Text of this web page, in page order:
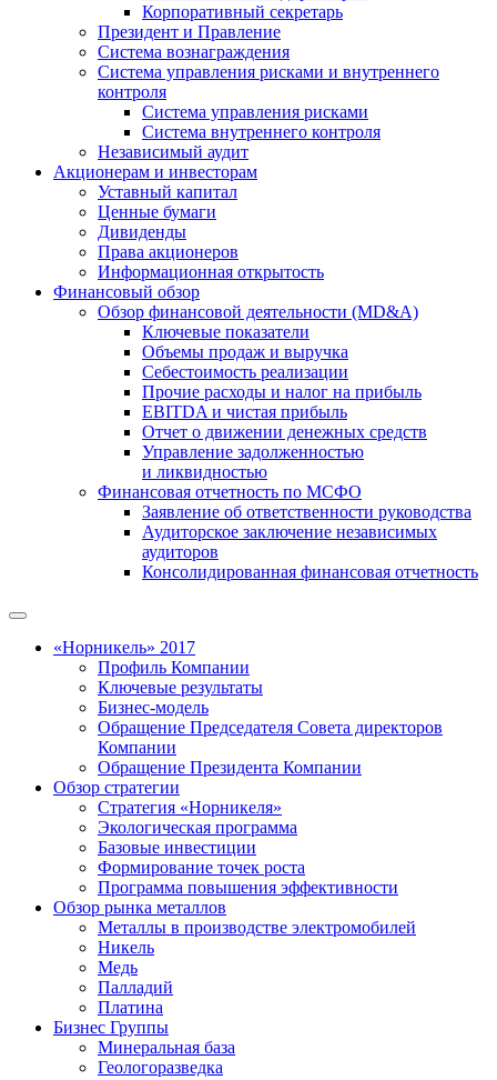
Корпоративный секретарь
Президент и Правление
Система вознаграждения
Система управления рисками и внутреннего
контроля
Система управления рисками
Система внутреннего контроля
Независимый аудит
Акционерам и инвесторам
Уставный капитал
Ценные бумаги
Дивиденды
Права акционеров
Информационная открытость
Финансовый обзор
Обзор финансовой деятельности (MD&A)
Ключевые показатели
Объемы продаж и выручка
Себестоимость реализации
Прочие расходы и налог на прибыль
EBITDA и чистая прибыль
Отчет о движении денежных средств
Управление задолженностью
и ликвидностью
Финансовая отчетность по МСФО
Заявление об ответственности руководства
Аудиторское заключение независимых
аудиторов
Консолидированная финансовая отчетность
«Норникель» 2017
Профиль Компании
Ключевые результаты
Бизнес-модель
Обращение Председателя Совета директоров
Компании
Обращение Президента Компании
Обзор стратегии
Стратегия «Норникеля»
Экологическая программа
Базовые инвестиции
Формирование точек роста
Программа повышения эффективности
Обзор рынка металлов
Металлы в производстве электромобилей
Никель
Медь
Палладий
Платина
Бизнес Группы
Минеральная база
Геологоразведка